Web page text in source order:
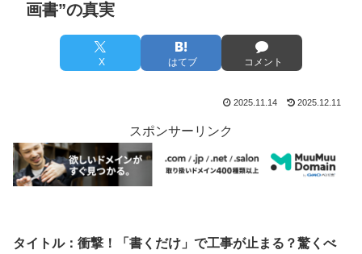
画書”の真実
X はてブ コメント
2025.11.14 2025.12.11
スポンサーリンク
タイトル：衝撃！「書くだけ」で工事が止まる？驚くべ